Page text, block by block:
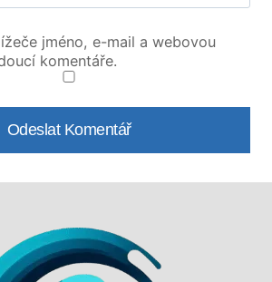
jméno, e-mail a webovou
komentáře.